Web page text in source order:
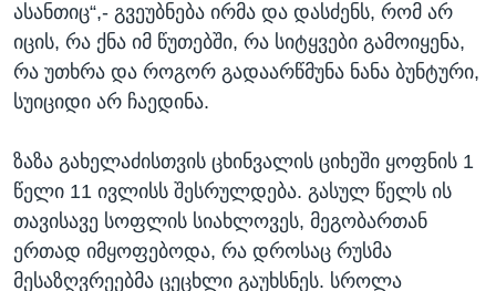
ასანთიც“,- გვეუბნება ირმა და დასძენს, რომ არ
იცის, რა ქნა იმ წუთებში, რა სიტყვები გამოიყენა,
რა უთხრა და როგორ გადაარწმუნა ნანა ბუნტური,
სუიციდი არ ჩაედინა.
ზაზა გახელაძისთვის ცხინვალის ციხეში ყოფნის 1
წელი 11 ივლისს შესრულდება. გასულ წელს ის
თავისავე სოფლის სიახლოვეს, მეგობართან
ერთად იმყოფებოდა, რა დროსაც რუსმა
მესაზღვრეებმა ცეცხლი გაუხსნეს. სროლა